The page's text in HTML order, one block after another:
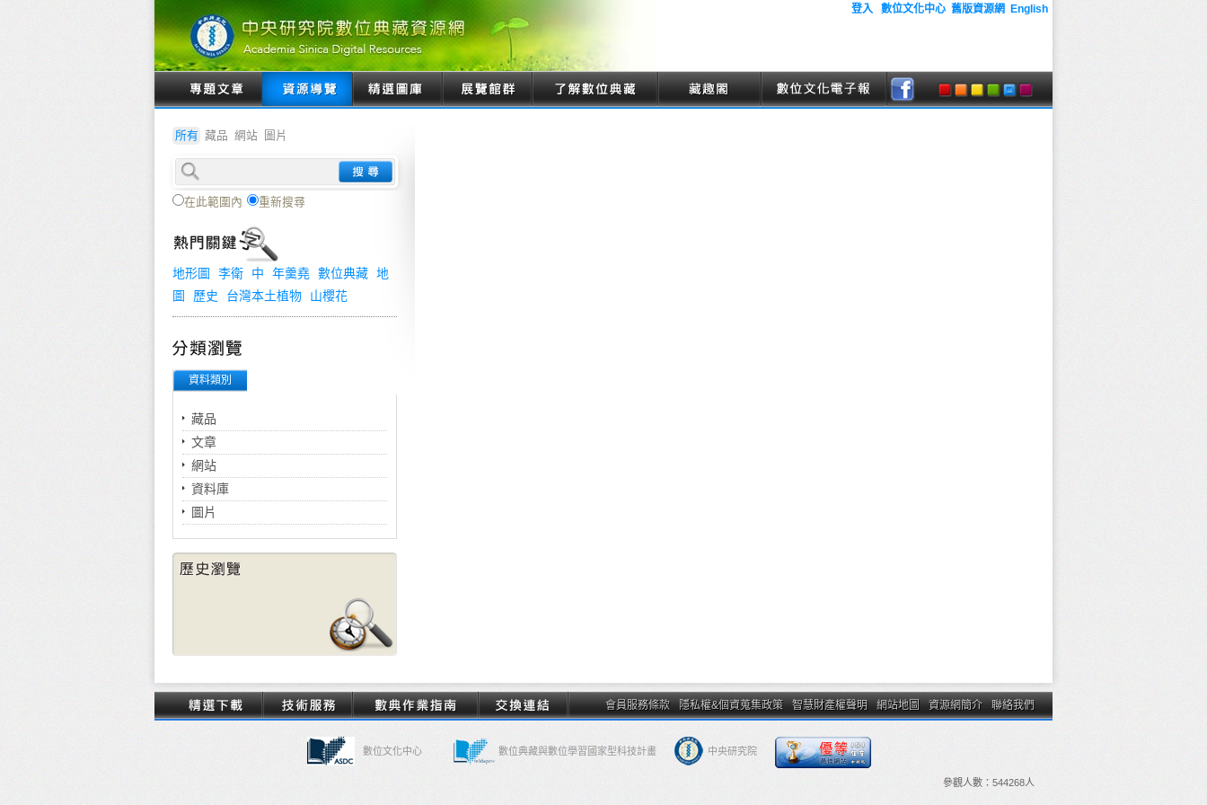
登入 數位文化中心 舊版資源網 English
所有 藏品 網站 圖片
在此範圍內 重新搜尋
地形圖 李衛 中 年羹堯 數位典藏 地
圖
歷史 台灣本土植物 山櫻花
資料類別
藏品
文章
網站
資料庫
圖片
會員服務條款 隱私權&個資蒐集政策 智慧財產權聲明 網站地圖 資源網簡介 聯絡我們
數位文化中心 數位典藏與數位學習國家型科技計畫 中央研究院
參觀人數： 544268人